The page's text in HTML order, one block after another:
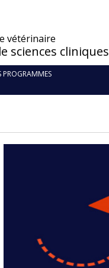
vétérinaire
sciences cliniques
PROGRAMMES